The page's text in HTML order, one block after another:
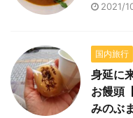
2021/
国内旅行
身延に
お饅頭
みのぶ